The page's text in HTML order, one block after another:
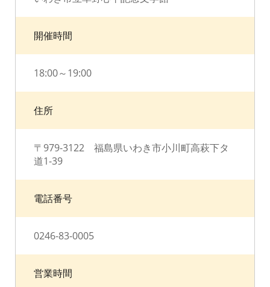
開催時間
18:00～19:00
住所
〒979-3122 福島県いわき市小川町高萩下タ
道1-39
電話番号
0246-83-0005
営業時間